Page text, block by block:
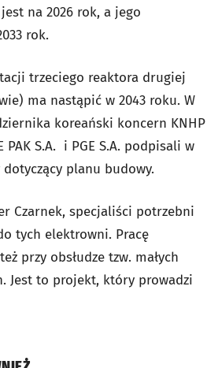
na 2026 rok, a jego
rok.
trzeciego reaktora drugiej
ma nastąpić w 2043 roku. W
koreański koncern KNHP
S.A. i PGE S.A. podpisali w
planu budowy.
Czarnek, specjaliści potrzebni
tych elektrowni. Pracę
przy obsłudze tzw. małych
Jest to projekt, który prowadzi